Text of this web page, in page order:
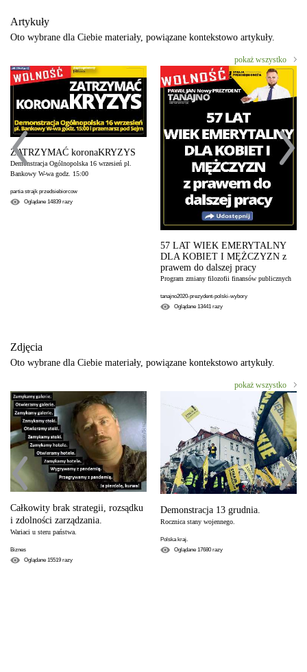
Artykuły
Oto wybrane dla Ciebie materiały, powiązane kontekstowo artykuły.
pokaż wszystko
ZATRZYMAĆ koronaKRYZYS
Demonstracja Ogólnopolska 16 wrzesień pl.
Bankowy W-wa godz. 15:00
partia strajk przedsiebiorcow
Oglądane 14839 razy
57 LAT WIEK EMERYTALNY
DLA KOBIET I MĘŻCZYZN z
prawem do dalszej pracy
Program zmiany filozofii finansów publicznych
tanajno2020-prezydent-polski-wybory
Oglądane 13441 razy
Zdjęcia
Oto wybrane dla Ciebie materiały, powiązane kontekstowo artykuły.
pokaż wszystko
Całkowity brak strategii, rozsądku
i zdolności zarządzania.
Wariaci u steru państwa.
Biznes
Oglądane 15519 razy
Demonstracja 13 grudnia.
Rocznica stany wojennego.
Polska kraj.
Oglądane 17680razy